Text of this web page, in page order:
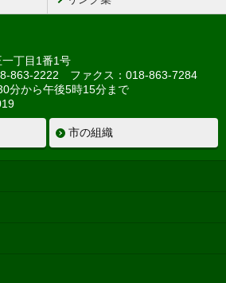
丁目1番1号
863-2222 ファクス：018-863-7284
分から午後5時15分まで
市の組織